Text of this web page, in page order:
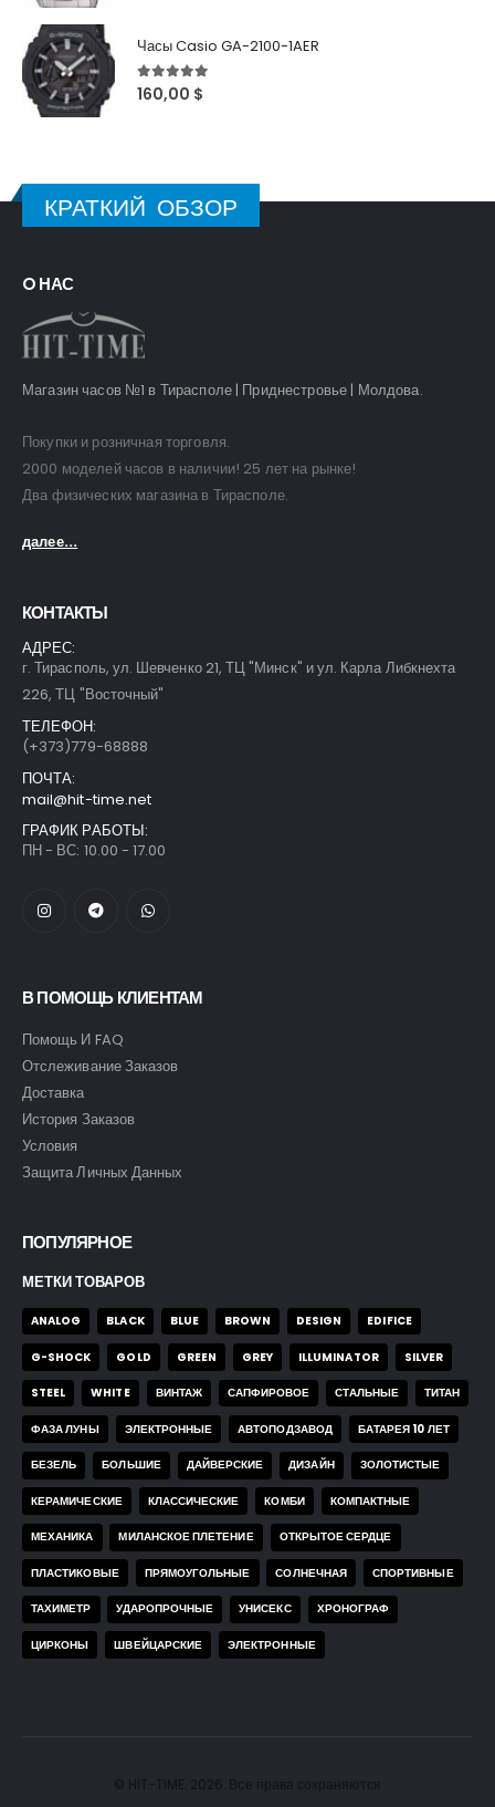
Часы Casio GA-2100-1AER
5out of 5
160,00 $
КРАТКИЙ ОБЗОР
O НАС
Магазин часов №1 в Тирасполе | Приднестровье | Молдова.
Покупки и розничная торговля.
2000 моделей часов в наличии! 25 лет на рынке!
Два физических магазина в Тирасполе.
далее...
КОНТАКТЫ
АДРЕС:
г. Тирасполь, ул. Шевченко 21, ТЦ "Минск" и ул. Карла Либкнехта
226, ТЦ "Восточный"
ТЕЛЕФОН:
(+373)779-68888
ПОЧТА:
mail@hit-time.net
ГРАФИК РАБОТЫ:
ПН - ВС: 10.00 - 17.00
В ПОМОЩЬ КЛИЕНТАМ
Помощь И FAQ
Отслеживание Заказов
Доставка
История Заказов
Условия
Защита Личных Данных
ПОПУЛЯРНОЕ
МЕТКИ ТОВАРОВ
ANALOG BLACK BLUE BROWN DESIGN EDIFICE
G-SHOCK GOLD GREEN GREY ILLUMINATOR SILVER
STEEL WHITE ВИНТАЖ САПФИРОВОЕ СТАЛЬНЫЕ ТИТАН
ФАЗА ЛУНЫ ЭЛЕКТРОННЫЕ АВТОПОДЗАВОД БАТАРЕЯ 10 ЛЕТ
БЕЗЕЛЬ БОЛЬШИЕ ДАЙВЕРСКИЕ ДИЗАЙН ЗОЛОТИСТЫЕ
КЕРАМИЧЕСКИЕ КЛАССИЧЕСКИЕ КОМБИ КОМПАКТНЫЕ
МЕХАНИКА МИЛАНСКОЕ ПЛЕТЕНИЕ ОТКРЫТОЕ СЕРДЦЕ
ПЛАСТИКОВЫЕ ПРЯМОУГОЛЬНЫЕ СОЛНЕЧНАЯ СПОРТИВНЫЕ
ТАХИМЕТР УДАРОПРОЧНЫЕ УНИСЕКС ХРОНОГРАФ
ЦИРКОНЫ ШВЕЙЦАРСКИЕ ЭЛЕКТРОННЫЕ
© HIT-TIME. 2026. Все права сохраняются